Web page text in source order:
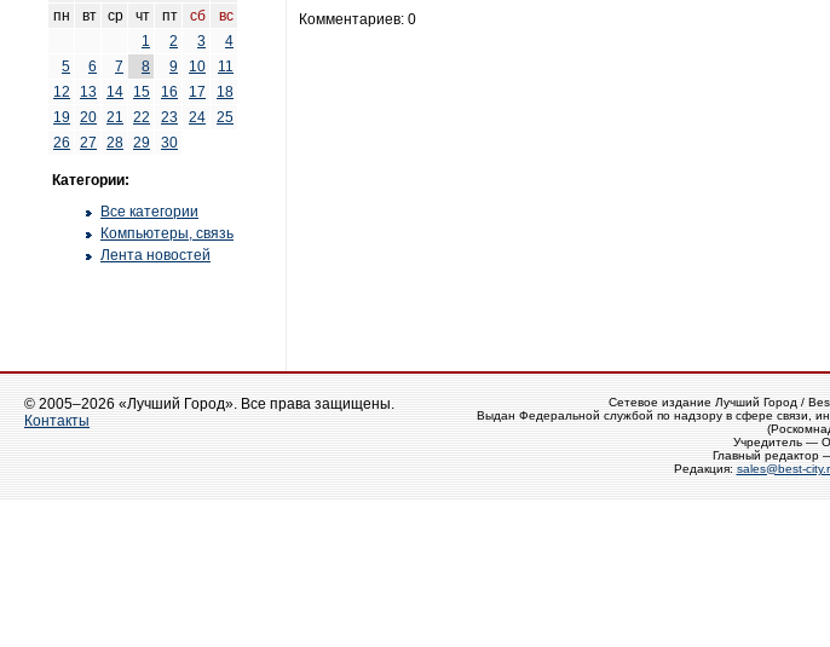
пн вт ср чт пт сб
вс
1
2 3
4
5
6 7 8 9 10
11
12
13 14 15 16 17
18
19 20 21 22 23 24
25
26
27 28 29 30
Категории:
Все категории
Компьютеры, связь
Лента новостей
Комментариев: 0
© 2005–2026 «Лучший Город». Все права защищены.
Контакты
Сетевое издание Лучший Город /
Выдан Федеральной службой по надзору в сфере связи,
Учредитель —
Главный редактор
Редакция: sales@best-